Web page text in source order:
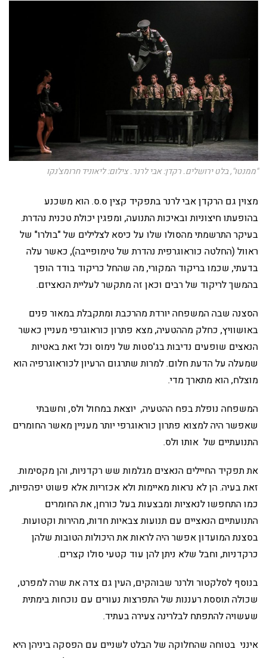
"ממנטו", בלט ירושלים. רקדן: אבי לרנר. צילום: ליאוניד חרומצ'נקו
מצוין גם הרקדן אבי לרנר בתפקיד קצין ס.ס. הוא משכנע
בהופעתו חיצוניות ובאיכות התנועה, ומפגין יכולת טכנית נהדרת.
בעיקר התרשמתי מהסולו שלו על כיסא לצלילים של "בולרו" של
ראוול (החלטה כוראוגרפית נהדרת של טימופייבה), כאשר עלה
בדעתי, שכמו בריקוד המקורי, מה שהחל כריקוד בודד הופך
בהמשך לריקוד של רבים וכאן זה מתקשר לעליית הנאציזם.
הסצנה שבה המשפחה יורדת מהרכבת ומתקבלת במאור פנים
באושוויץ, כחלק מההטעיה, מצא פתרון כוראוגרפי מעניין כאשר
הנאצים שופעים נדיבות בג'סטות של נימוס וכל זאת באטיות
שמעלה על הדעת חלום. למרות שתרגום הרעיון לכוראוגרפיה הוא
מוצלח, הוא מתארך מדי.
המשפחה נופלת בפח ההטעיה, יוצאת במחול ולס, וחשבתי
שאפשר היה למצוא פתרון כוראוגרפי יותר מעניין מאשר החומרים
התנועתיים של אותו ולס.
את תפקיד החיילים הנאצים מגלמות שש רקדניות, והן מקסימות.
זאת בעיה. הן לא נראות מאיימות ולא אכזריות אלא פשוט יפהפיות,
כמו התחפשו לנאציות ומבצעות בעל כורחן, את החומרים
התנועתיים הנאציים עם תנועות צבאיות חדות, מהירות וקטועות.
בסצנת המועדון אפשר היה לראות את היכולות הטובות שלהן
כרקדניות, וחבל שלא ניתן להן עוד קטעי סולו קצרים.
בנוסף לסלקטור ולרנר שבוהקים, העין גם צדה את שרה למפרט,
שכולה תוססת רעננות של התפרצות נעורים עם נוכחות בימתית
שעשויה להתפתח לבלרינה צעירה בעתיד.
אינני בטוחה שהחלוקה של הבלט לשניים עם הפסקה ביניהן היא